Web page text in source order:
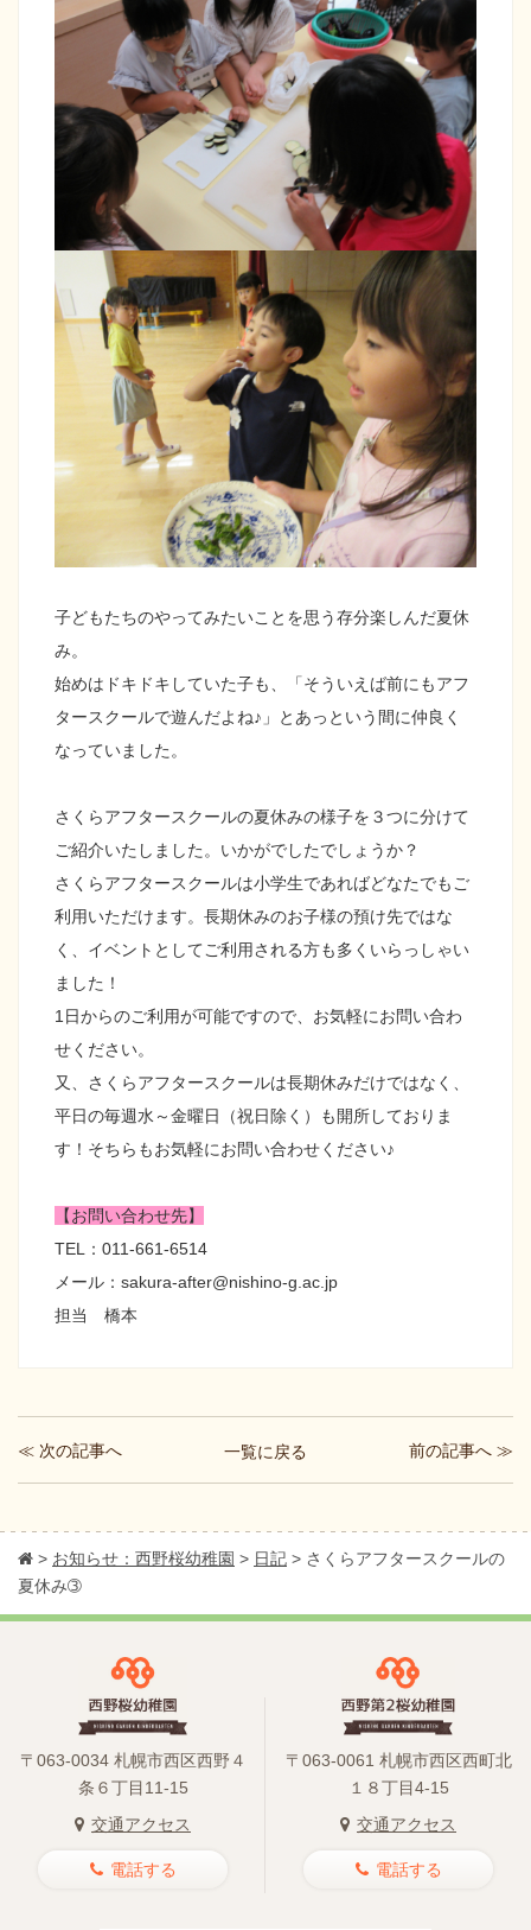
子どもたちのやってみたいことを思う存分楽しんだ夏休
み。
始めはドキドキしていた子も、「そういえば前にもアフ
タースクールで遊んだよね♪」とあっという間に仲良く
なっていました。
さくらアフタースクールの夏休みの様子を３つに分けて
ご紹介いたしました。いかがでしたでしょうか？
さくらアフタースクールは小学生であればどなたでもご
利用いただけます。長期休みのお子様の預け先ではな
く、イベントとしてご利用される方も多くいらっしゃい
ました！
1日からのご利用が可能ですので、お気軽にお問い合わ
せください。
又、さくらアフタースクールは長期休みだけではなく、
平日の毎週水～金曜日（祝日除く）も開所しておりま
す！そちらもお気軽にお問い合わせください♪
【お問い合わせ先】
TEL：011‐661-6514
メール：sakura-after@nishino-g.ac.jp
担当 橋本
≪ 次の記事へ 一覧に戻る 前の記事へ ≫
> お知らせ：西野桜幼稚園 > 日記 > さくらアフタースクールの
夏休み➂
〒063-0034 札幌市西区西野４
条６丁目11-15
交通アクセス
電話する
〒063-0061 札幌市西区西町北
１８丁目4-15
交通アクセス
電話する